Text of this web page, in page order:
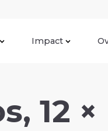
Impact
12 ×